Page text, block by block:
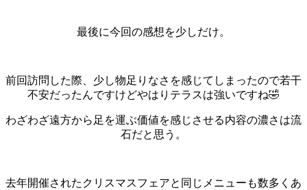
最後に今回の感想を少しだけ。
前回訪問した際、少し物足りなさを感じてしまったので若干
不安だったんですけどやはりテラスは強いですね🤣
わざわざ遠方から足を運ぶ価値を感じさせる内容の濃さは流
石だと思う。
去年開催されたクリスマスフェアと同じメニューも数多くあ